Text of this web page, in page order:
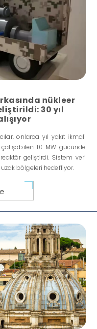
nükleer
30 yıl
onlarca yıl yakıt ikmali
10 MW gücünde
geliştirdi. Sistem veri
bölgeleri hedefliyor.